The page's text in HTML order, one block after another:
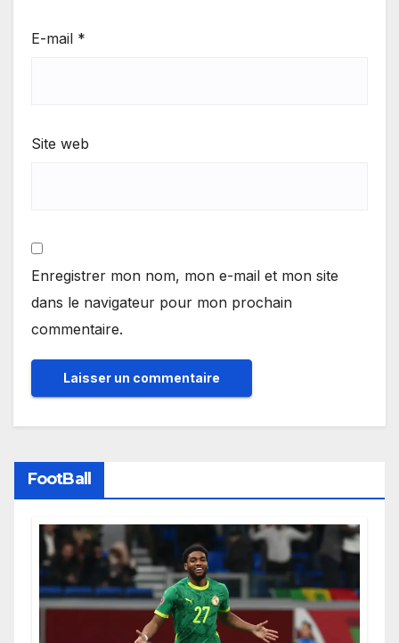
E-mail *
Site web
Enregistrer mon nom, mon e-mail et mon site
dans le navigateur pour mon prochain
commentaire.
FootBall